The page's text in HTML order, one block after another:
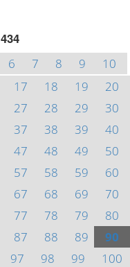
434
6 7 8 9
10
17 18 19
20
27 28 29
30
37 38 39
40
47 48 49
50
57 58 59
60
67 68 69
70
77 78 79
80
87 88 89
90
97 98 99
100